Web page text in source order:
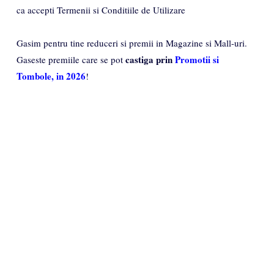
ca accepti Termenii si Conditiile de Utilizare
Gasim pentru tine reduceri si premii in Magazine si Mall-uri.
Gaseste premiile care se pot castiga prinPromotii si
Tombole, in 2026!